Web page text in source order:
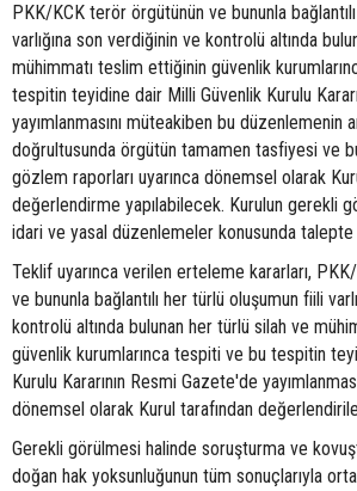
PKK/KCK terör örgütünün ve bununla
varlığına son verdiğinin ve kontrolü altında
mühimmatı teslim ettiğinin güvenlik
tespitin teyidine dair Milli Güvenlik Kurulu
yayımlanmasını müteakiben bu düzenlemenin
doğrultusunda örgütün tamamen tasfiyesi ve
gözlem raporları uyarınca dönemsel olarak
değerlendirme yapılabilecek. Kurulun gerekli
idari ve yasal düzenlemeler konusunda talepte
Teklif uyarınca verilen erteleme kararları,
ve bununla bağlantılı her türlü oluşumun fiili
kontrolü altında bulunan her türlü silah ve
güvenlik kurumlarınca tespiti ve bu tespitin
Kurulu Kararının Resmi Gazete'de
dönemsel olarak Kurul tarafından
Gerekli görülmesi halinde soruşturma ve
doğan hak yoksunluğunun tüm sonuçlarıyla